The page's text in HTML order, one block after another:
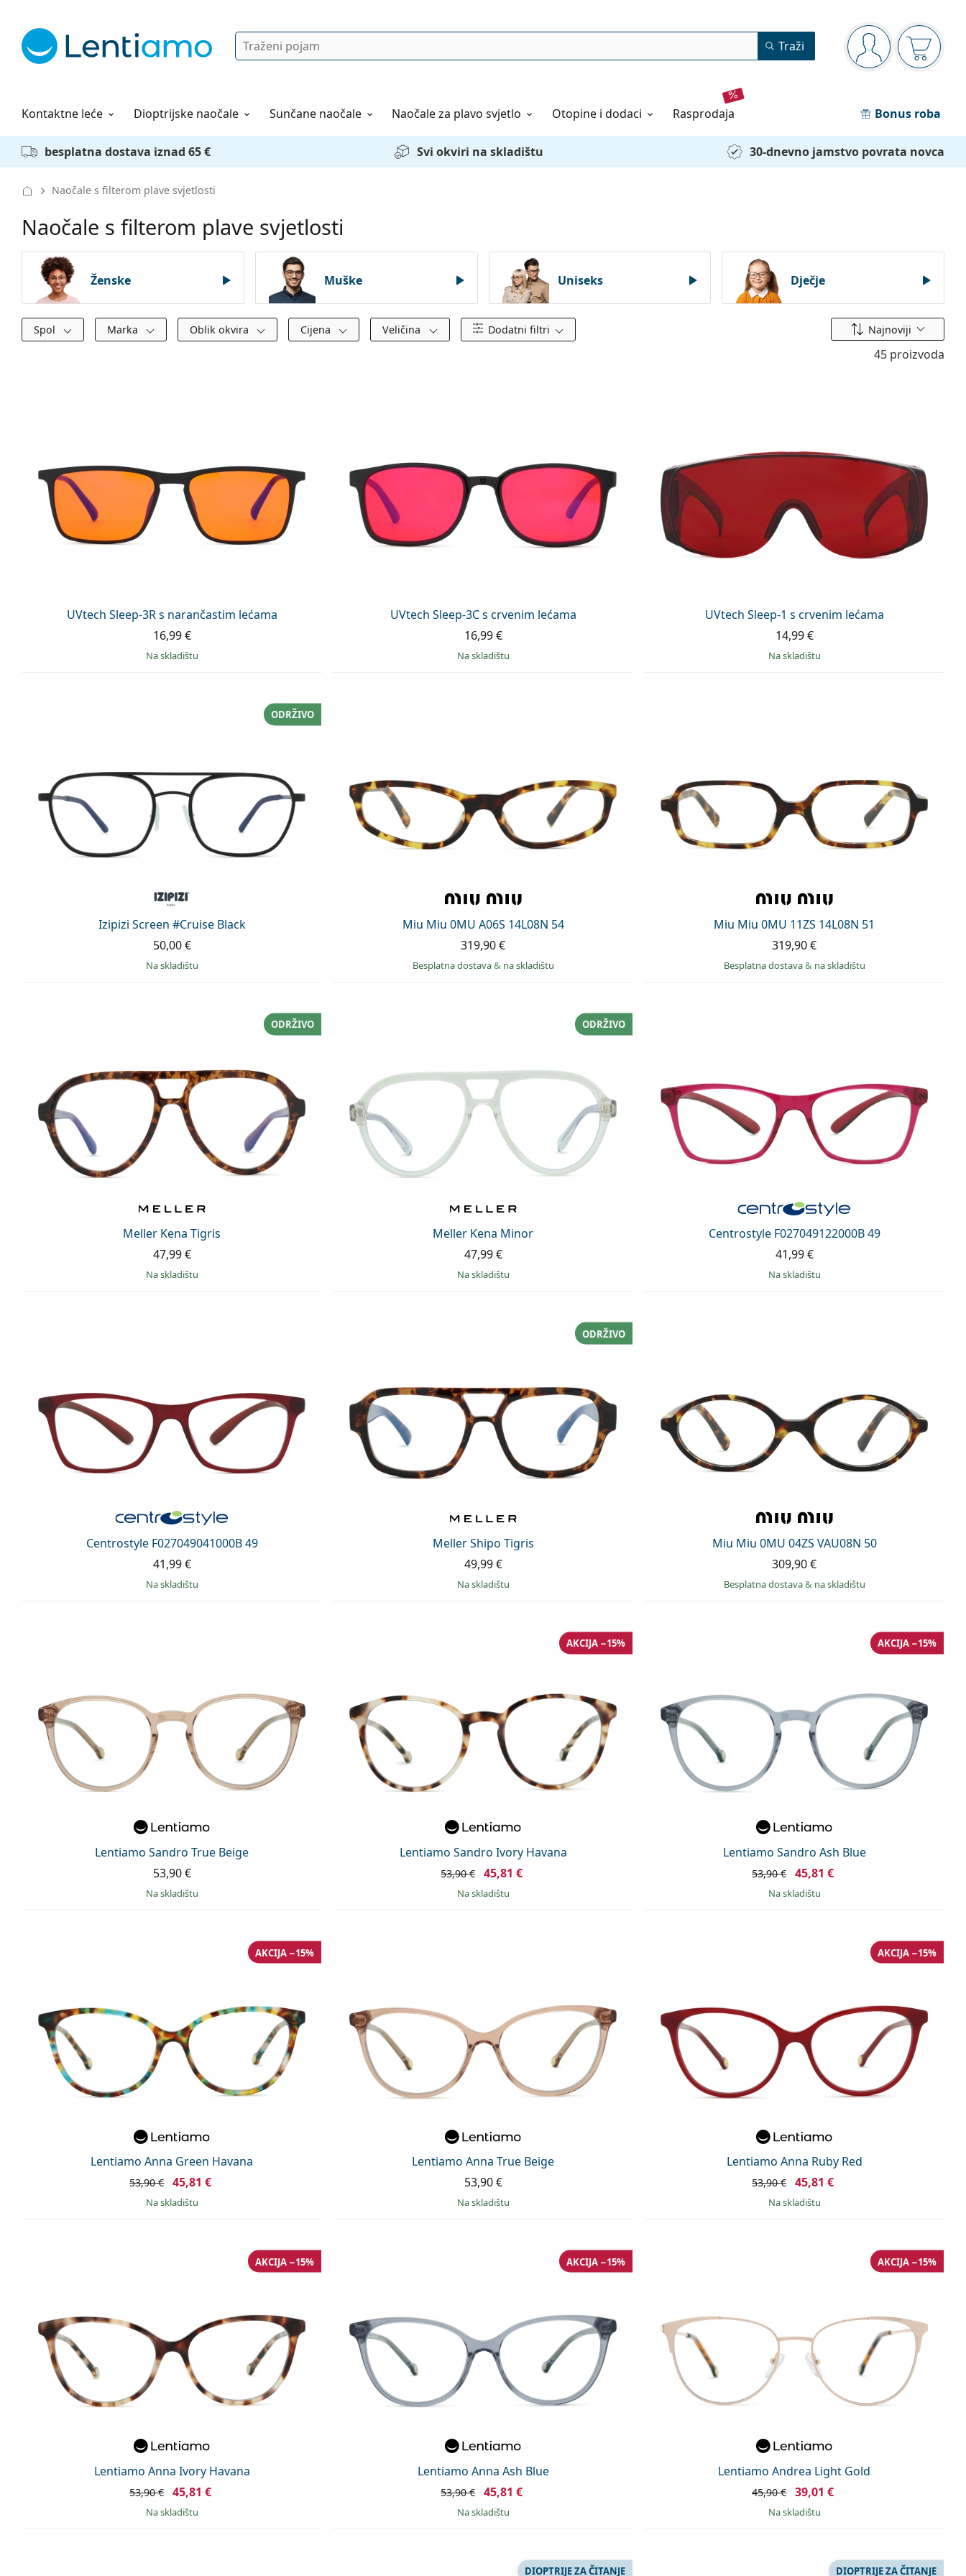
Navigacijska ploča
ste prijavljeni
Pretraga Traži
Kontaktne leće
Otopine za leće Dioptrijske naočale Sunčane naočale Naočaleza plavo svjetlo Otopine i dodaci rasprodaja Bonus roba
Sve o kupovini
besplatna dostava iznad 65 € Svi okviri na skladištu 30-dnevno jamstvo povrata novca
Naočale s filterom plave svjetlosti
Naočale s filterom plave svjetlosti
Ženske Muške Uniseks Dječje
Filtri
Spol Marka Oblik okvira Cijena Veličina Dodatni filtri Sortiraj prema
Najnoviji
45 proizvoda
UVtech Sleep-3R s narančastim lećama
16,99 €
na skladištu
UVtech Sleep-3C s crvenim lećama
16,99 €
na skladištu
UVtech Sleep-1 s crvenim lećama
14,99 €
na skladištu
Izipizi Screen #Cruise Black
ODRŽIVO
50,00 €
na skladištu
Miu Miu 0MU A06S 14L08N 54
319,90 €
Besplatna dostava& na skladištu
Miu Miu 0MU 11ZS 14L08N 51
319,90 €
Besplatna dostava& na skladištu
Meller Kena Tigris
ODRŽIVO
47,99 €
na skladištu
Meller Kena Minor
ODRŽIVO
47,99 €
na skladištu
Centrostyle F027049122000B 49
41,99 €
na skladištu
Centrostyle F027049041000B 49
41,99 €
na skladištu
Meller Shipo Tigris
ODRŽIVO
49,99 €
na skladištu
Miu Miu 0MU 04ZS VAU08N 50
309,90 €
Besplatna dostava& na skladištu
Lentiamo Sandro True Beige
53,90 €
na skladištu
Lentiamo Sandro Ivory Havana
AKCIJA −15%
53,90 € 45,81 €
na skladištu
Lentiamo Sandro Ash Blue
AKCIJA −15%
53,90 € 45,81 €
na skladištu
Lentiamo Anna Green Havana
AKCIJA −15%
53,90 € 45,81 €
na skladištu
Lentiamo Anna True Beige
53,90 €
na skladištu
Lentiamo Anna Ruby Red
AKCIJA −15%
53,90 € 45,81 €
na skladištu
Lentiamo Anna Ivory Havana
AKCIJA −15%
53,90 € 45,81 €
na skladištu
Lentiamo Anna Ash Blue
AKCIJA −15%
53,90 € 45,81 €
na skladištu
Lentiamo Andrea Light Gold
AKCIJA −15%
45,90 € 39,01 €
na skladištu
DIOPTRIJE ZA ČITANJE DIOPTRIJE ZA ČITANJE